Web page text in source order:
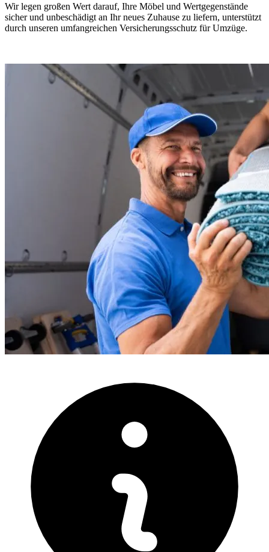
Wir legen großen Wert darauf, Ihre Möbel und Wertgegenstände
sicher und unbeschädigt an Ihr neues Zuhause zu liefern, unterstützt
durch unseren umfangreichen Versicherungsschutz für Umzüge.